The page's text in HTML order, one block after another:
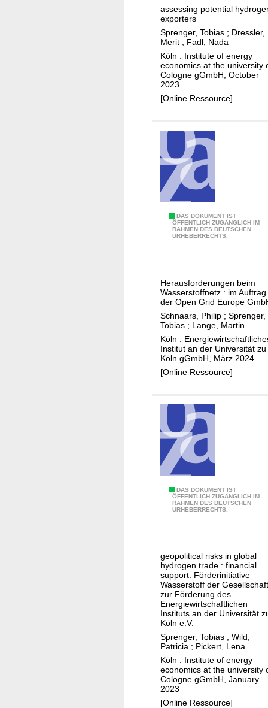
e
u
t
r
a
l
e
s
e
t
c
h
n
t
s
t
u
r
e
e
n
e
s
c
o
r
assessing potential
exporters
Sprenger, Tobias ; Dressler,
Merit ; Fadl, Nada
Köln : Institute of energy
economics at the university
Cologne gGmbH, October
2023
[Online Ressource]
DAS DOKUMENT IST
ÖFFENTLICH ZUGÄNGLICH IM
RAHMEN DES DEUTSCHEN
URHEBERRECHTS.
G
T
r
a
n
s
f
o
t
i
o
n
t
I
n
v
e
s
t
i
t
i
o
Herausforderungen beim
Wasserstoffnetz : im Auftrag
der Open Grid Europe
Schnaars, Philip ; Sprenger,
Tobias ; Lange, Martin
Köln :
Institut an der Universität zu
Köln gGmbH, März 2024
[Online Ressource]
DAS DOKUMENT IST
ÖFFENTLICH ZUGÄNGLICH IM
RAHMEN DES DEUTSCHEN
URHEBERRECHTS.
o
p
o
l
i
t
i
c
s
geopolitical risks in global
hydrogen trade : financial
support: Förderinitiative
Wasserstoff der Gesellschaft
zur Förderung des
Energiewirtschaftlichen
Instituts an der Universität
Köln e.V.
Sprenger, Tobias ; Wild,
Patricia ; Pickert, Lena
Köln : Institute of energy
economics at the university
Cologne gGmbH, January
2023
[Online Ressource]